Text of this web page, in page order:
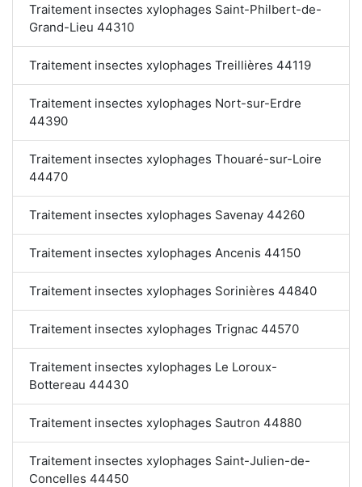
Traitement insectes xylophages Saint-Philbert-de-
Grand-Lieu 44310
Traitement insectes xylophages Treillières 44119
Traitement insectes xylophages Nort-sur-Erdre
44390
Traitement insectes xylophages Thouaré-sur-Loire
44470
Traitement insectes xylophages Savenay 44260
Traitement insectes xylophages Ancenis 44150
Traitement insectes xylophages Sorinières 44840
Traitement insectes xylophages Trignac 44570
Traitement insectes xylophages Le Loroux-
Bottereau 44430
Traitement insectes xylophages Sautron 44880
Traitement insectes xylophages Saint-Julien-de-
Concelles 44450